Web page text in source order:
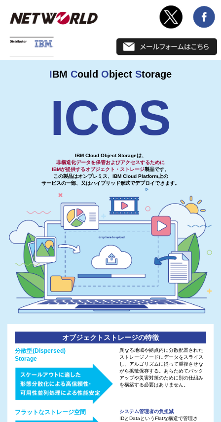
IBM Could O bject Storage
ICOS
IBM Cloud Object Storageは、
非構造化データを保管およびアクセスするために
IBMが提供するオブジェクト・ストレージ製品です。
この製品はオンプレミス、IBM Cloud Platform上の
サービスの一部、又はハイブリッド形式でデプロイできます。
オブジェクトストレージの特徴
分散型(Dispersed)
Storage
異なる地域や拠点内に分散配置された
ストレージノードにデータをスライス
し、アルゴリズムに従って重複させな
がら拡散保存する。あらためてバック
アップや災害対策のために別の仕組み
を構築する必要はありません。
フラットなストレージ空間
システム管理者の負担減
IDとDataというFlatな構造で管理さ